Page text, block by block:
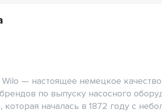
— настоящее немецкое
по выпуску насосного
началась в 1872 году с